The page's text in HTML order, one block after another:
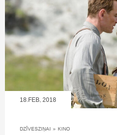
18.FEB, 2018
DZĪVESZIŅAI » KINO